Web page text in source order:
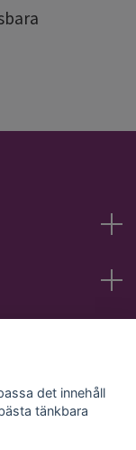
det innehåll
tänkbara